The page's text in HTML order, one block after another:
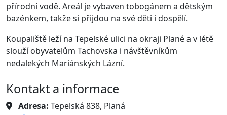
přírodní vodě. Areál je vybaven tobogánem a dětským
bazénkem, takže si přijdou na své děti i dospělí.
Koupaliště leží na Tepelské ulici na okraji Plané a v létě
slouží obyvatelům Tachovska i návštěvníkům
nedalekých Mariánských Lázní.
Kontakt a informace
Adresa: Tepelská 838, Planá